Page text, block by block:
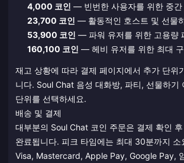
4,000 코인 — 빈번한 사용자를 위한 중간
23,700 코인 — 활동적인 호스트 및 선물
53,900 코인 — 파워 유저를 위한 고용량
160,100 코인 — 헤비 유저를 위한 최대
재고 상황에 따라 결제 페이지에서 추가 단위
니다. Soul Chat 음성 대화방, 파티, 선물하기
단위를 선택하세요.
배송 및 결제
대부분의 Soul Chat 코인 주문은 결제 확인 후
완료됩니다. 피크 타임에는 최대 30분까지 소
Visa, Mastercard, Apple Pay, Google Pay,